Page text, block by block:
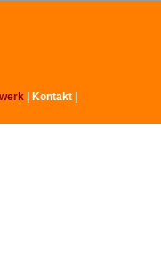
Kontakt